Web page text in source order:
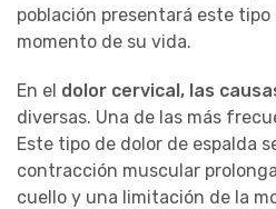
población presentará este
momento de su vida.
En el dolor cervical, las
diversas. Una de las más
Este tipo de dolor de espalda
contracción muscular
cuello y una limitación de la